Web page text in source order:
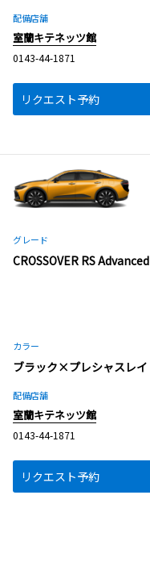
配備店舗
室蘭キテネッツ館
0143-44-1871
リクエスト予約
グレード
CROSSOVER RS Advanced
カラー
ブラック×プレシャスレイ
配備店舗
室蘭キテネッツ館
0143-44-1871
リクエスト予約